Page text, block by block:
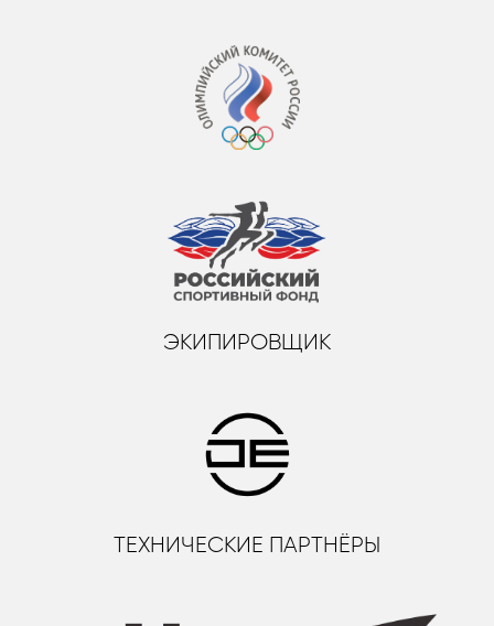
ЭКИПИРОВЩИК
ТЕХНИЧЕСКИЕ ПАРТНЁРЫ